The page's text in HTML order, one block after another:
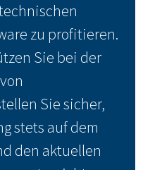
zu profitieren.
Sie bei der
Sie sicher,
stets auf dem
den aktuellen